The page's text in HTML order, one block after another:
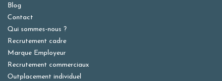
Blog
Contact
Qui sommes-nous ?
Recrutement cadre
Marque Employeur
Recrutement commerciaux
Outplacement individuel